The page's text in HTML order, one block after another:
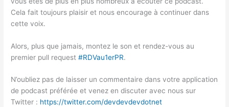
Cela fait toujours plaisir et nous encourage à continuer dans
cette voix.
Alors, plus que jamais, montez le son et rendez-vous au
premier pull request#RDVau1erPR.
N’oubliez pas de laisser un commentaire dans votre application
de podcast préférée et venez en discuter avec nous sur
Twitter : https://twitter.com/devdevdevdotnet